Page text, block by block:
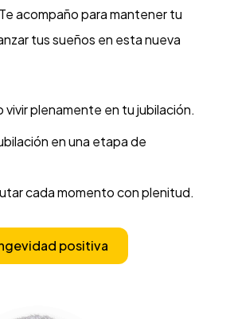
acompaño para mantener tu
tus sueños en esta nueva
vivir plenamente en tu jubilación.
en una etapa de
cada momento con plenitud.
positiva